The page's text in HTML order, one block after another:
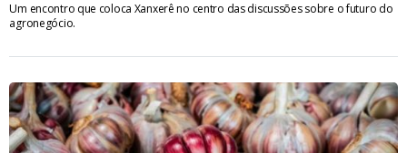
Um encontro que coloca Xanxerê no centro das discussões sobre o futuro do
agronegócio.